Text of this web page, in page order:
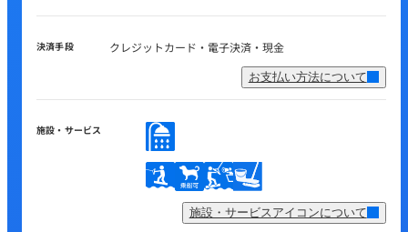
決済手段 クレジットカード・電子決済・現金
お支払い方法について
施設・サービス
施設・サービスアイコンについて